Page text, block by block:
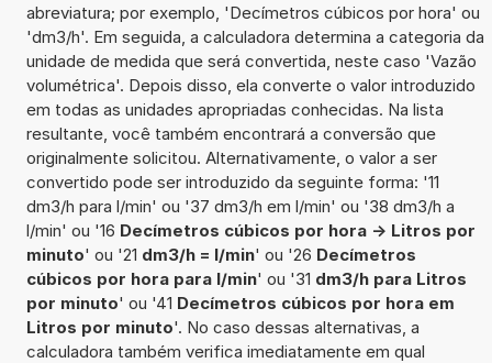
abreviatura; por exemplo, 'Decímetros cúbicos por hora' ou
'dm3/h'. Em seguida, a calculadora determina a categoria da
unidade de medida que será convertida, neste caso 'Vazão
volumétrica'. Depois disso, ela converte o valor introduzido
em todas as unidades apropriadas conhecidas. Na lista
resultante, você também encontrará a conversão que
originalmente solicitou. Alternativamente, o valor a ser
convertido pode ser introduzido da seguinte forma: '11
dm3/h para l/min' ou '37 dm3/h em l/min' ou '38 dm3/h a
l/min' ou '16 Decímetros cúbicos por hora -> Litros por
minuto' ou '21 dm3/h = l/min' ou '26 Decímetros
cúbicos por hora para l/min' ou '31 dm3/h para Litros
por minuto' ou '41 Decímetros cúbicos por hora em
Litros por minuto'. No caso dessas alternativas, a
calculadora também verifica imediatamente em qual